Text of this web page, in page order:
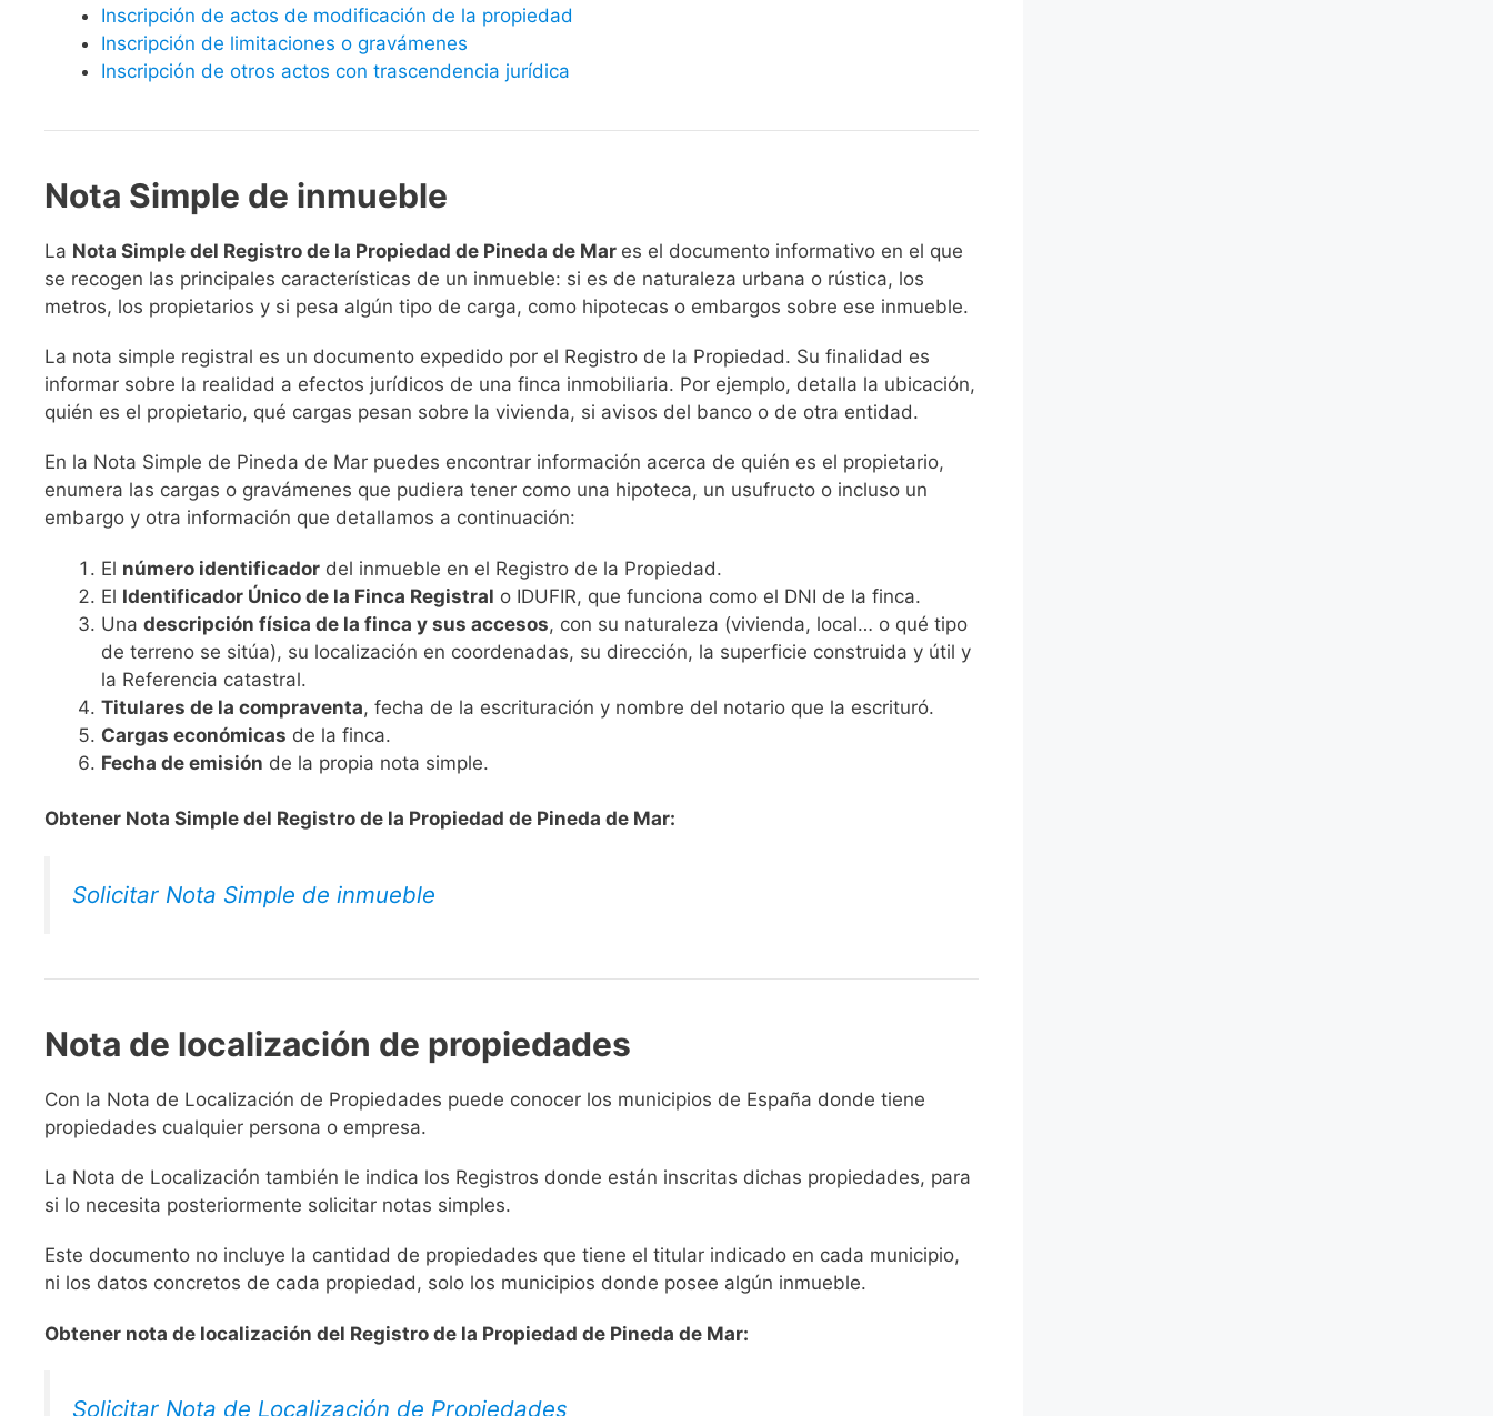
Inscripción de actos de modificación de la propiedad
Inscripción de limitaciones o gravámenes
Inscripción de otros actos con trascendencia jurídica
Nota Simple de inmueble
La Nota Simple del Registro de la Propiedad de Pineda de Mar es el documento informativo en el que
se recogen las principales características de un inmueble: si es de naturaleza urbana o rústica, los
metros, los propietarios y si pesa algún tipo de carga, como hipotecas o embargos sobre ese inmueble.
La nota simple registral es un documento expedido por el Registro de la Propiedad. Su finalidad es
informar sobre la realidad a efectos jurídicos de una finca inmobiliaria. Por ejemplo, detalla la ubicación,
quién es el propietario, qué cargas pesan sobre la vivienda, si avisos del banco o de otra entidad.
En la Nota Simple de Pineda de Mar puedes encontrar información acerca de quién es el propietario,
enumera las cargas o gravámenes que pudiera tener como una hipoteca, un usufructo o incluso un
embargo y otra información que detallamos a continuación:
El número identificador del inmueble en el Registro de la Propiedad.
El Identificador Único de la Finca Registral o IDUFIR, que funciona como el DNI de la finca.
Una descripción física de la finca y sus accesos, con su naturaleza (vivienda, local… o qué tipo
de terreno se sitúa), su localización en coordenadas, su dirección, la superficie construida y útil y
la Referencia catastral.
Titulares de la compraventa, fecha de la escrituración y nombre del notario que la escrituró.
Cargas económicas de la finca.
Fecha de emisión de la propia nota simple.
Obtener Nota Simple del Registro de la Propiedad de Pineda de Mar:
Solicitar Nota Simple de inmueble
Nota de localización de propiedades
Con la Nota de Localización de Propiedades puede conocer los municipios de España donde tiene
propiedades cualquier persona o empresa.
La Nota de Localización también le indica los Registros donde están inscritas dichas propiedades, para
si lo necesita posteriormente solicitar notas simples.
Este documento no incluye la cantidad de propiedades que tiene el titular indicado en cada municipio,
ni los datos concretos de cada propiedad, solo los municipios donde posee algún inmueble.
Obtener nota de localización del Registro de la Propiedad de Pineda de Mar:
Solicitar Nota de Localización de Propiedades